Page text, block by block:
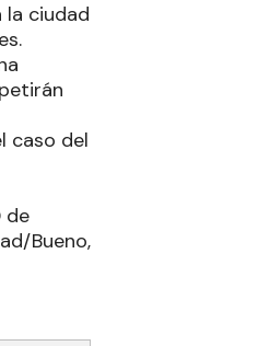
la ciudad
caso del
de
Bueno,